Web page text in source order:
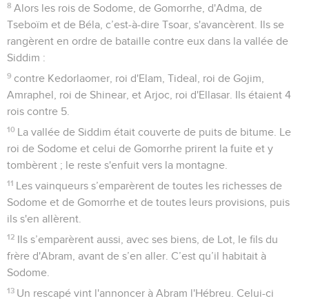
8 Alors les rois de Sodome, de Gomorrhe, d'Adma, de
Tseboïm et de Béla, c’est-à-dire Tsoar, s'avancèrent. Ils se
rangèrent en ordre de bataille contre eux dans la vallée de
Siddim :
9 contre Kedorlaomer, roi d'Elam, Tideal, roi de Gojim,
Amraphel, roi de Shinear, et Arjoc, roi d'Ellasar. Ils étaient 4
rois contre 5.
10 La vallée de Siddim était couverte de puits de bitume. Le
roi de Sodome et celui de Gomorrhe prirent la fuite et y
tombèrent ; le reste s'enfuit vers la montagne.
11 Les vainqueurs s’emparèrent de toutes les richesses de
Sodome et de Gomorrhe et de toutes leurs provisions, puis
ils s'en allèrent.
12 Ils s’emparèrent aussi, avec ses biens, de Lot, le fils du
frère d'Abram, avant de s’en aller. C’est qu’il habitait à
Sodome.
13 Un rescapé vint l'annoncer à Abram l'Hébreu. Celui-ci